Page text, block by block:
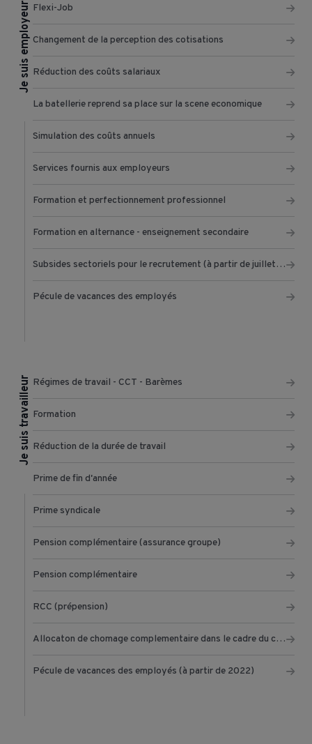
Je suis employeur Flexi-Job
Changement de la perception des cotisations
Réduction des coûts salariaux
La batellerie reprend sa place sur la scene economique
Simulation des coûts annuels
Services fournis aux employeurs
Formation et perfectionnement professionnel
Formation en alternance - enseignement secondaire
Subsides sectoriels pour le recrutement (à partir de juillet 2022)
Pécule de vacances des employés
Je suis travailleur Régimes de travail - CCT - Barèmes
Formation
Réduction de la durée de travail
Prime de fin d'année
Prime syndicale
Pension complémentaire (assurance groupe)
Pension complémentaire
RCC (prépension)
Allocaton de chomage complementaire dans le cadre du chomage temporaire
Pécule de vacances des employés (à partir de 2022)